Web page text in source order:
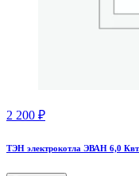
2 200 ₽
ТЭН электрокотла ЭВАН 6,0